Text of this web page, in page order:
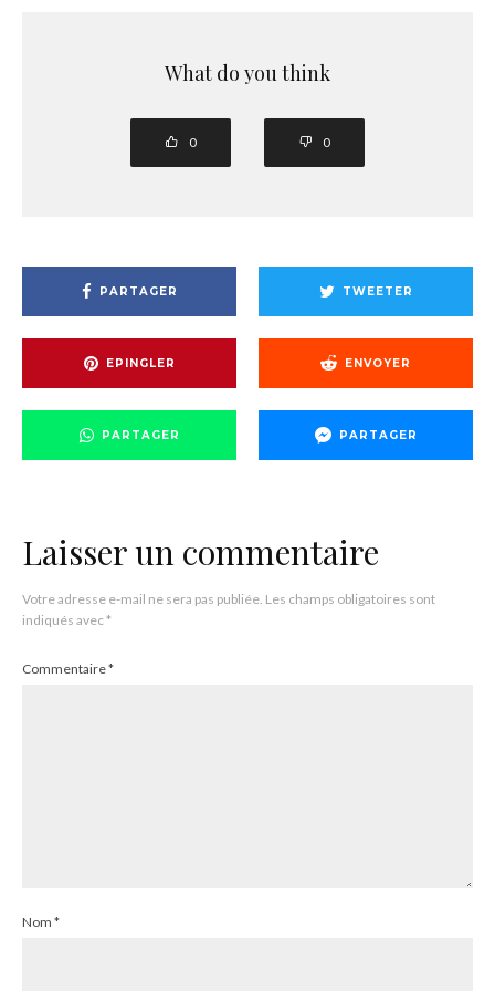
What do you think
0 0
PARTAGER TWEETER
EPINGLER ENVOYER
PARTAGER PARTAGER
Laisser un commentaire
Votre adresse e-mail ne sera pas publiée. Les champs obligatoires sont
indiqués avec*
Commentaire*
Nom *